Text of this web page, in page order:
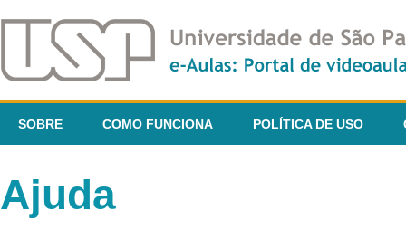
SOBRE COMO FUNCIONA POLÍTICA DE USO
Ajuda